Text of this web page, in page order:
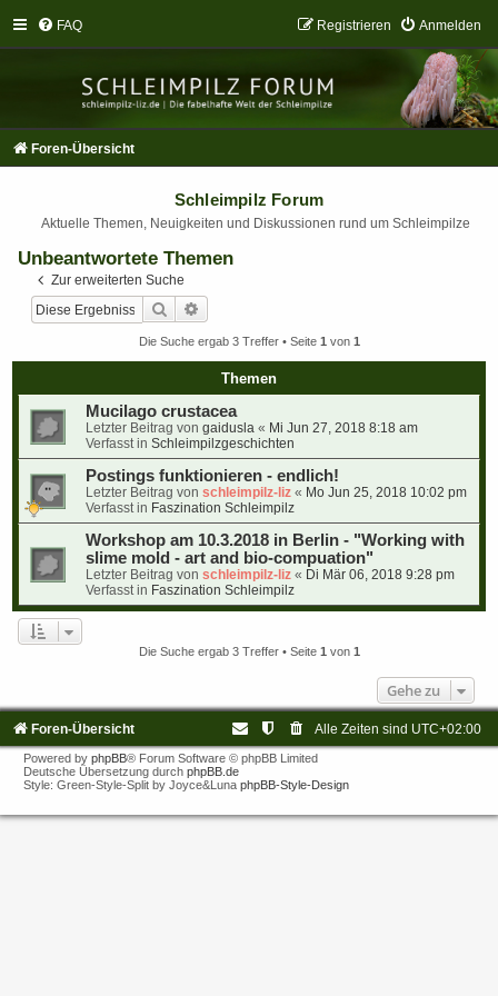
FAQ Anmelden
Registrieren
Foren-Übersicht
Schleimpilz Forum
Aktuelle Themen, Neuigkeiten und Diskussionen rund um Schleimpilze
Unbeantwortete Themen
Zur erweiterten Suche
Suche
Die Suche ergab 3 Treffer • Seite 1von 1
Themen
Mucilago crustacea
Letzter Beitrag von gaidusla « Mi Jun 27, 2018 8:18 am
Verfasst in Schleimpilzgeschichten
Postings funktionieren - endlich!
Letzter Beitrag von schleimpilz-liz « Mo Jun 25, 2018 10:02 pm
Verfasst in Faszination Schleimpilz
Workshop am 10.3.2018 in Berlin - "Working with
slime mold - art and bio-compuation"
Letzter Beitrag von schleimpilz-liz « Di Mär 06, 2018 9:28 pm
Verfasst in Faszination Schleimpilz
Die Suche ergab 3 Treffer • Seite 1von 1
Gehe zu
Foren-Übersicht Alle Zeiten sind UTC+02:00
Powered by phpBB® Forum Software © phpBB Limited
Deutsche Übersetzung durch phpBB.de
Style: Green-Style-Split by Joyce&Luna phpBB-Style-Design